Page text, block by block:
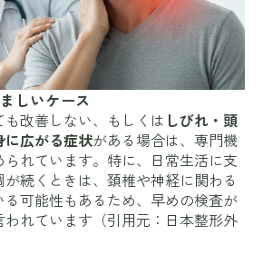
しいケース
改善しない、もしくは しびれ・頭
広がる症状がある場合は、専門機
れています。特に、日常生活に支
続くときは、頚椎や神経に関わる
る可能性もあるため、早めの検査が
れています（引用元： 日本整形外